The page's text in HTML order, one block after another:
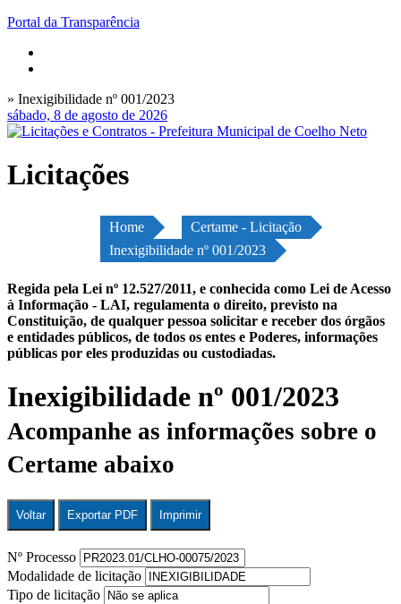
Portal da Transparência
» Inexigibilidade nº 001/2023
sábado, 8 de agosto de 2026
Licitações
Home
Certame - Licitação
Inexigibilidade nº 001/2023
Regida pela Lei nº 12.527/2011, e conhecida como Lei de Acesso
à Informação - LAI, regulamenta o direito, previsto na
Constituição, de qualquer pessoa solicitar e receber dos órgãos
e entidades públicos, de todos os entes e Poderes, informações
públicas por eles produzidas ou custodiadas.
Inexigibilidade nº 001/2023
Acompanhe as informações sobre o
Certame abaixo
Voltar Exportar PDF Imprimir
Nº Processo
Modalidade de licitação
Tipo de licitação